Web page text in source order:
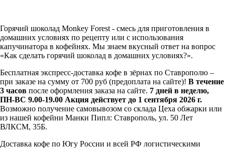
Горячий шоколад Monkey Forest - смесь для приготовления в
домашних условиях по рецепту или с использования
капучинатора в кофейнях. Мы знаем вкусный ответ на вопрос
«Как сделать горячий шоколад в домашних условиях?».
Бесплатная экспресс-доставка кофе в зёрнах по Ставрополю –
при заказе на сумму от 700 руб (предоплата на сайте)! В течение
3 часов после оформления заказа на сайте. 7 дней в неделю,
ПН-ВС 9.00-19.00 Акция действует до 1 сентября 2026 г.
Возможно получение самовывозом со склада Цеха обжарки или
из нашей кофейни Манки Пипл: Ставрополь, ул. 50 Лет
ВЛКСМ, 35Б.
Доставка кофе по Югу России и всей РФ логистическими